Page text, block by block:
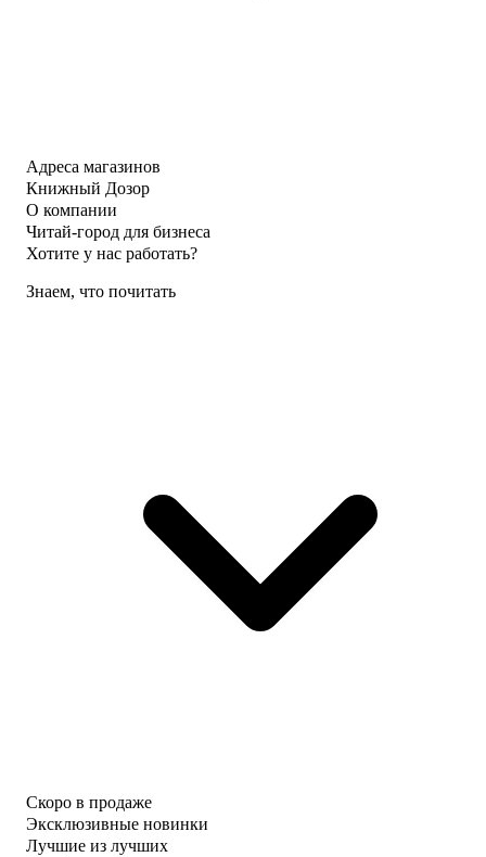
Адреса магазинов
Книжный Дозор
О компании
Читай-город для бизнеса
Хотите у нас работать?
Знаем, что почитать
Скоро в продаже
Эксклюзивные новинки
Лучшие из лучших